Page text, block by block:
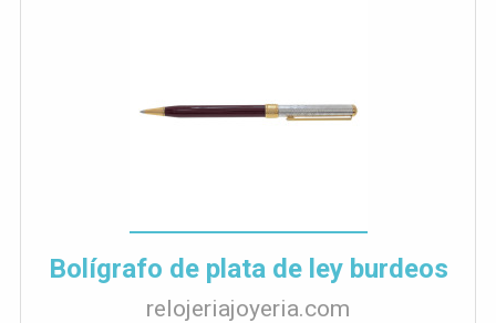
Bolígrafo de plata de ley burdeos
relojeriajoyeria.com